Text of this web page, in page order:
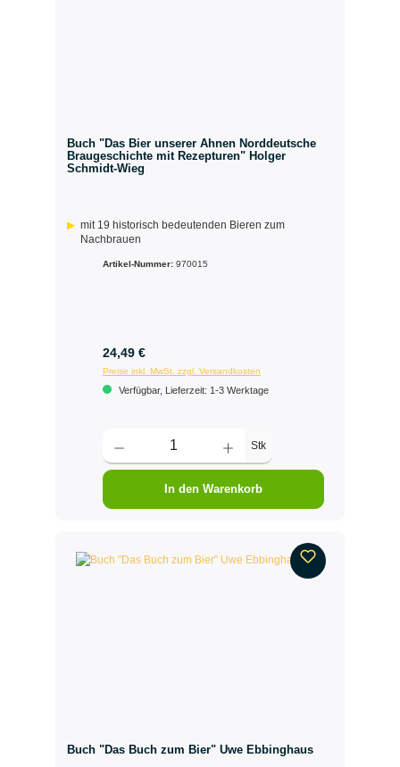
Buch "Das Bier unserer Ahnen Norddeutsche
Braugeschichte mit Rezepturen" Holger
Schmidt-Wieg
mit 19 historisch bedeutenden Bieren zum
Nachbrauen
Artikel-Nummer: 970015
24,49 €
Preise inkl. MwSt. zzgl. Versandkosten
Verfügbar, Lieferzeit: 1-3 Werktage
Stk
In den Warenkorb
Buch "Das Buch zum Bier" Uwe Ebbinghaus